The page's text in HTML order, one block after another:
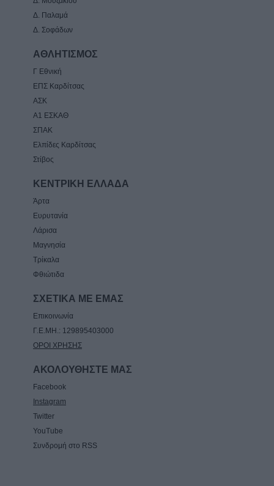
Δ. Παλαμά
Δ. Σοφάδων
ΑΘΛΗΤΙΣΜΟΣ
Γ Εθνική
ΕΠΣ Καρδίτσας
ΑΣΚ
Α1 ΕΣΚΑΘ
ΣΠΑΚ
Ελπίδες Καρδίτσας
Στίβος
ΚΕΝΤΡΙΚΗ ΕΛΛΑΔΑ
Άρτα
Ευρυτανία
Λάρισα
Μαγνησία
Τρίκαλα
Φθιώτιδα
ΣΧΕΤΙΚΑ ΜΕ ΕΜΑΣ
Επικοινωνία
Γ.Ε.ΜΗ.: 129895403000
ΟΡΟΙ ΧΡΗΣΗΣ
ΑΚΟΛΟΥΘΗΣΤΕ ΜΑΣ
Facebook
Instagram
Twitter
YouTube
Συνδρομή στο RSS